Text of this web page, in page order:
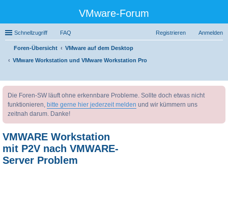
VMware-Forum
Schnellzugriff FAQ Anmelden
Registrieren
Foren-Übersicht
VMware auf dem Desktop
VMware Workstation und VMware Workstation Pro
uc
Die Foren-SW läuft ohne erkennbare Probleme. Sollte doch etwas nicht
funktionieren, bitte gerne hier jederzeit melden und wir kümmern uns
zeitnah darum. Danke!
VMWARE Workstation
mit P2V nach VMWARE-
Server Problem